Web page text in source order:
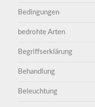
Bedingungen
bedrohte Arten
Begriffserklärung
Behandlung
Beleuchtung